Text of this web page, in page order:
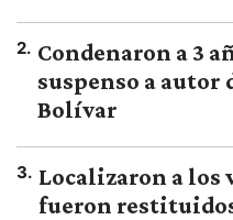
2. Condenaron a 3
suspenso a autor
Bolívar
3. Localizaron a los
fueron